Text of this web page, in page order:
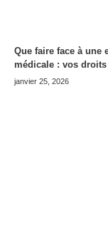
Que faire face à une
médicale : vos
janvier 25, 2026